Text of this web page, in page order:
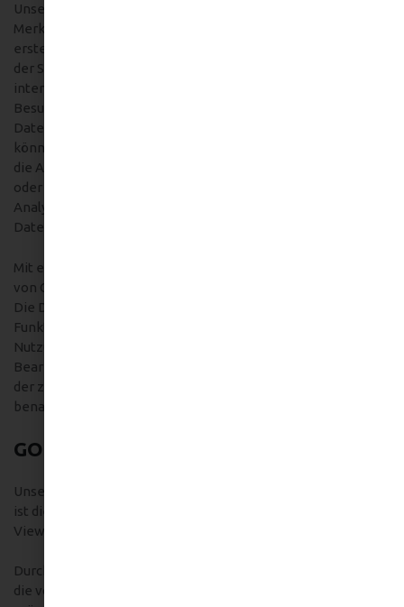
Unsere Website verwendet die Funktion “demografische
Merkmale” von Google Analytics. Mit ihr lassen sich Berichte
erstellen, die Aussagen zu Alter, Geschlecht und Interessen
der Seitenbesucher enthalten. Diese Daten stammen aus
interessenbezogener Werbung von Google sowie aus
Besucherdaten von Drittanbietern. Eine Zuordnung der
Daten zu einer bestimmten Person ist nicht möglich. Sie
können diese Funktion jederzeit deaktivieren. Dies ist über
die Anzeigeneinstellungen in Ihrem Google-Konto möglich
oder indem Sie die Erfassung Ihrer Daten durch Google
Analytics, wie im Punkt “Widerspruch gegen die
Datenerfassung” erläutert, generell untersagen.
Mit einem modernen Webbrowser können Sie das Setzen
von Cookies überwachen, einschränken und unterbinden.
Die Deaktivierung von Cookies kann eine eingeschränkte
Funktionalität unserer Website zur Folge haben. Durch die
Nutzung unserer Website erklären Sie sich mit der
Bearbeitung der über Sie erhobenen Daten durch Google in
der zuvor beschriebenen Art und Weise sowie dem zuvor
benannten Zweck einverstanden.
GOOGLE WEB FONTS
Unsere Website verwendet Web Fonts von Google. Anbieter
ist die Google Inc., 1600 Amphitheatre Parkway, Mountain
View, CA 94043, USA.
Durch den Einsatz dieser Web Fonts wird es möglich Ihnen
die von uns gewünschte Darstellung unserer Website zu